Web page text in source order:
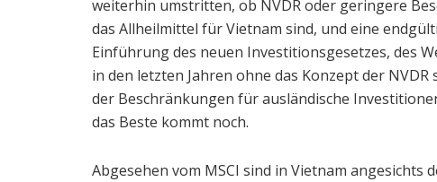
weiterhin umstritten, ob NVDR oder geringere
das Allheilmittel für Vietnam sind, und eine
Einführung des neuen Investitionsgesetzes, des
in den letzten Jahren ohne das Konzept der
der Beschränkungen für ausländische
das Beste kommt noch.
Abgesehen vom MSCI sind in Vietnam angesichts